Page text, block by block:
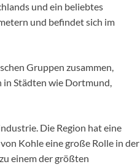
und ein beliebtes
und befindet sich im
Gruppen zusammen,
in Städten wie Dortmund,
Die Region hat eine
Kohle eine große Rolle in der
einem der größten